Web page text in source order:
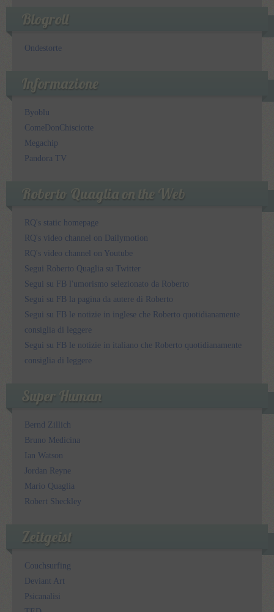
Blogroll
Ondestorte
Informazione
Byoblu
ComeDonChisciotte
Megachip
Pandora TV
Roberto Quaglia on the Web
RQ's static homepage
RQ's video channel on Dailymotion
RQ's video channel on Youtube
Segui Roberto Quaglia su Twitter
Segui su FB l'umorismo selezionato da Roberto
Segui su FB la pagina da autere di Roberto
Segui su FB le notizie in inglese che Roberto quotidianamente
consiglia di leggere
Segui su FB le notizie in italiano che Roberto quotidianamente
consiglia di leggere
Super Human
Bernd Zillich
Bruno Medicina
Ian Watson
Jordan Reyne
Mario Quaglia
Robert Sheckley
Zeitgeist
Couchsurfing
Deviant Art
Psicanalisi